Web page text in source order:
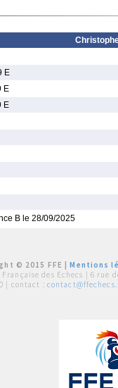
E
E
E
B le 28/09/2025
© 2015 FFE |Mentions
des Echecs | 6 rue
| contact :